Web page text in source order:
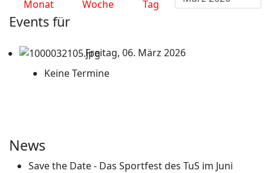
Events für
Freitag, 06. März 2026
Keine Termine
News
Save the Date - Das Sportfest des TuS im Juni